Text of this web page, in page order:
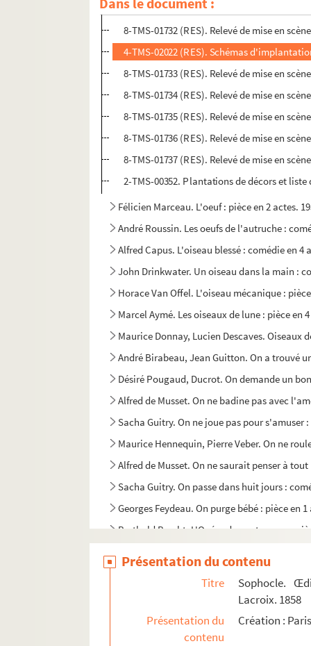
8-TMS-01731 (RES). Relevé de mise en
8-TMS-01732 (RES). Relevé de mise en
4-TMS-02022 (RES). Schémas
8-TMS-01733 (RES). Relevé de mise en
8-TMS-01734 (RES). Relevé de mise en
8-TMS-01735 (RES). Relevé de mise en
8-TMS-01736 (RES). Relevé de mise en
8-TMS-01737 (RES). Relevé de mise en
2-TMS-00352. Plantations de décors et liste
Félicien Marceau. L'oeuf : pièce en 2 actes.
André Roussin. Les oeufs de l'autruche :
Alfred Capus. L'oiseau blessé : comédie en 4
John Drinkwater. Un oiseau dans la main :
Horace Van Offel. L'oiseau mécanique :
Marcel Aymé. Les oiseaux de lune : pièce en
Maurice Donnay, Lucien Descaves. Oiseaux
André Birabeau, Jean Guitton. On a trouvé
Désiré Pougaud, Ducrot. On demande un
Alfred de Musset. On ne badine pas avec
Sacha Guitry. On ne joue pas pour s'amuser
Maurice Hennequin, Pierre Veber. On ne
Alfred de Musset. On ne saurait penser à
Sacha Guitry. On passe dans huit jours :
Georges Feydeau. On purge bébé : pièce en 1
Berthold Brecht. L'Opéra de quatre sous :
Fernand Bessier. Oraison à sainte Catherine
Lucien Népoty. L'oreille fendue : pièce en 4
Eschyle. L'Orestie. 1re partie : Agamemnon
Présentation du contenu
Titre
Sophocle.
Lacroix. 1858
Présentation du
contenu
Création :